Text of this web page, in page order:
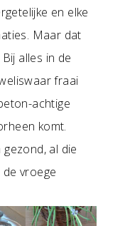
en elke
Maar dat
alles in de
fraai
achtige
komt.
al die
vroege